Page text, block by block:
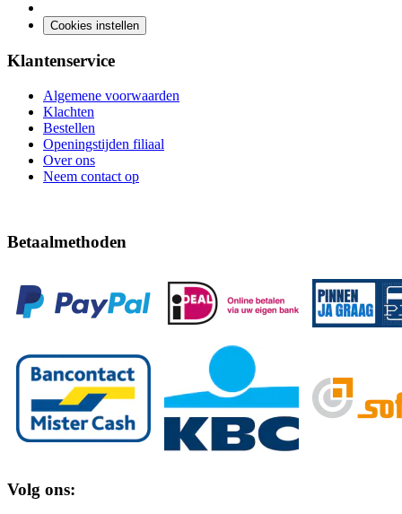
Cookies instellen
Klantenservice
Algemene voorwaarden
Klachten
Bestellen
Openingstijden filiaal
Over ons
Neem contact op
Betaalmethoden
Volg ons: